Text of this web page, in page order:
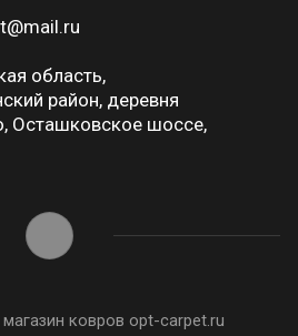
область,
район, деревня
Осташковское шоссе,
ковров opt-carpet.ru